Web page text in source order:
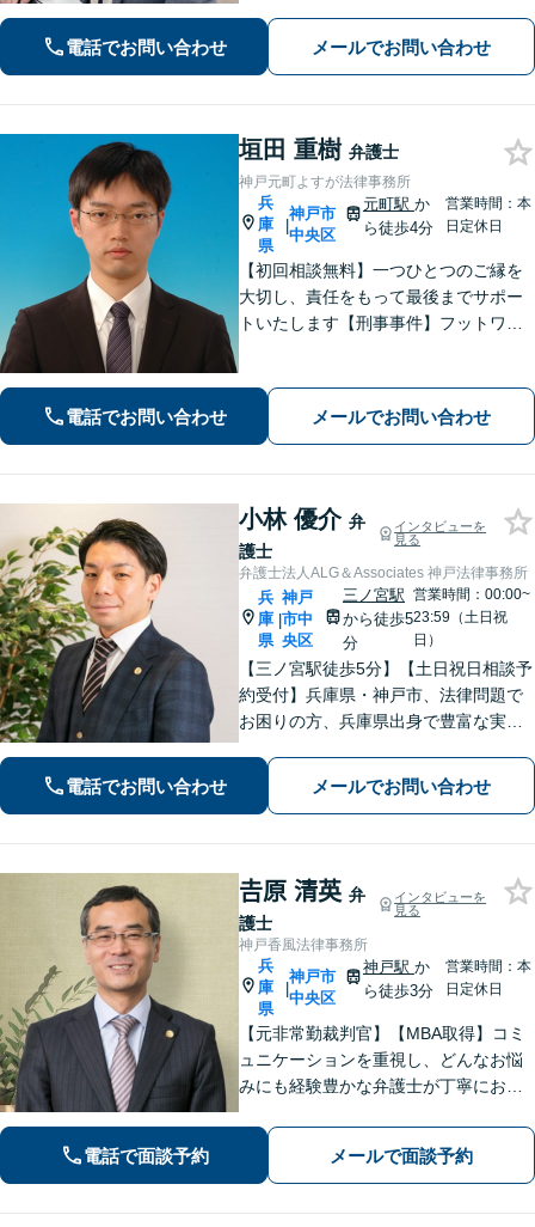
電話でお問い合わせ メールでお問い合わせ
垣田 重樹 弁護士
神戸元町よすが法律事務所
兵
庫
県
|
神戸市
中央区
元町駅 か
ら徒歩4分
営業時間：本
日定休日
【初回相談無料】一つひとつのご縁を
大切し、責任をもって最後までサポー
トいたします【刑事事件】フットワー
題】経済面やお子さまの将来を見据
え、納得できる解決策を提案【元町駅4
電話でお問い合わせ メールでお問い合わせ
小林 優介 弁
護士
インタビューを
見る
弁護士法人ALG＆Associates 神戸法律事務所
兵
庫
県
|
神戸
市中
央区
三ノ宮駅
から徒歩5
分
営業時間：00:00~
23:59（土日祝
日）
【三ノ宮駅徒歩5分】【土日祝日相談予
約受付】兵庫県・神戸市、法律問題で
お困りの方、兵庫県出身で豊富な実績
を目指します。どうぞお気軽にご相談
ください。
電話でお問い合わせ メールでお問い合わせ
𠮷原 清英 弁
護士
インタビューを
見る
神戸香風法律事務所
兵
庫
県
|
神戸市
中央区
神戸駅 か
ら徒歩3分
営業時間：本
日定休日
【元非常勤裁判官】【MBA取得】コミ
ュニケーションを重視し、どんなお悩
みにも経験豊かな弁護士が丁寧にお応
定規的ではなく、法律を用いて人間の
「感情」を、いかに解決に導くかを大
電話で面談予約 メールで面談予約